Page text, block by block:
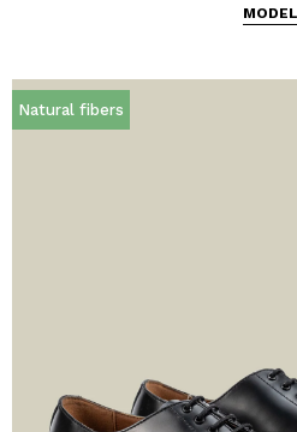
Natural fibers